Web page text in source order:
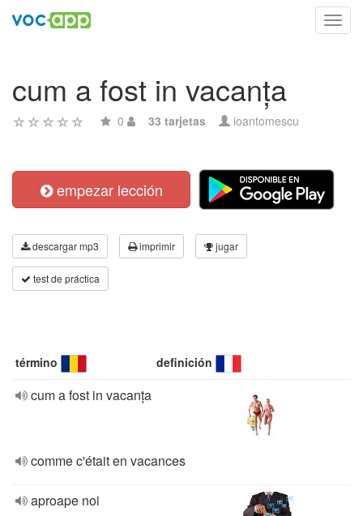
cum a fost in vacanța
0 33 tarjetas ioantomescu
empezar lección
descargar mp3 imprimir jugar
test de práctica
término definición
cum a fost in vacanța
comme c'était en vacances
aproape noi